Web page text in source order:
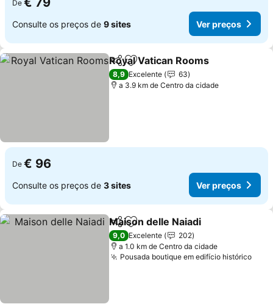
De
Consulte os preços de 9 sites Ver preços
PartilharAdicionar aos favoritos
Royal Vatican Rooms
8,9 Excelente
63
a 3.9 km de Centro da cidade
De € 96
Consulte os preços de 3 sites Ver preços
PartilharAdicionar aos favoritos
Maison delle Naiadi
9,0 Excelente
202
a 1.0 km de Centro da cidade
Pousada boutique em edifício histórico